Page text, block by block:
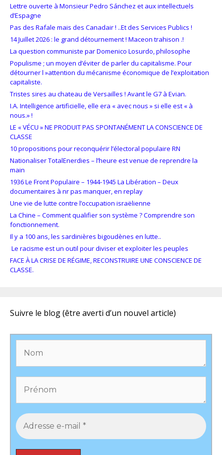
Lettre ouverte à Monsieur Pedro Sánchez et aux intellectuels
d’Espagne
Pas des Rafale mais des Canadair ! ..Et des Services Publics !
14 Juillet 2026 : le grand détournement ! Maceon trahison .!
La question communiste par Domenico Losurdo, philosophe
Populisme ; un moyen d’éviter de parler du capitalisme. Pour
détourner l »attention du mécanisme économique de l’exploitation
capitaliste.
Tristes sires au chateau de Versailles ! Avant le G7 à Evian.
I.A. Intelligence artificielle, elle era « avec nous » si elle est « à
nous.» !
LE « VÉCU » NE PRODUIT PAS SPONTANÉMENT LA CONSCIENCE DE
CLASSE
10 propositions pour reconquérir l’électoral populaire RN
Nationaliser TotalEnerdies – l’heure est venue de reprendre la
main
1936 Le Front Populaire – 1944-1945 La Libération – Deux
documentaires à nr pas manquer, en replay
Une vie de lutte contre l’occupation israëlienne
La Chine – Comment qualifier son système ? Comprendre son
fonctionnement.
Il y a 100 ans, les sardinières bigoudènes en lutte..
Le racisme est un outil pour diviser et exploiter les peuples
FACE À LA CRISE DE RÉGIME, RECONSTRUIRE UNE CONSCIENCE DE
CLASSE.
Suivre le blog (être averti d’un nouvel article)